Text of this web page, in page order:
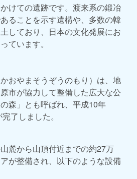
けての遺跡です。渡来系の鍛冶
ることを示す遺構や、多数の韓
しており、日本の文化発展にお
ています。
おやまそうぞうのもり）は、地
市が協力して整備した広大な公
森」とも呼ばれ、平成10年
了しました。
麓から山頂付近までの約27万
が整備され、以下のような設備